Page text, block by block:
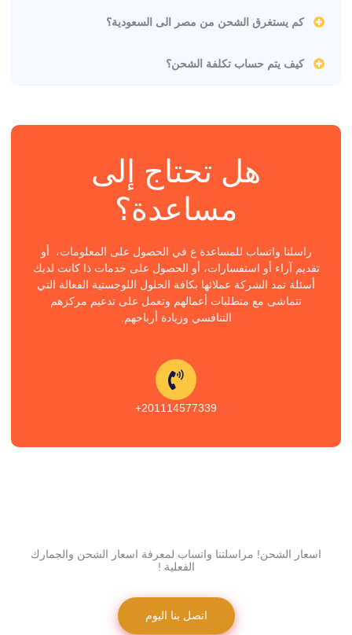
كم يستغرق الشحن من مصر الى السعودية؟
كيف يتم حساب تكلفة الشحن؟
هل تحتاج إلى
مساعدة؟
راسلنا واتساب للمساعدة ع في الحصول على المعلومات، أو
تقديم آراء أو استفسارات، أو الحصول على خدمات ذا كانت لديك
أسئلة تمد الشركة عملائها بكافة الحلول اللوجستية الفعالة التي
تتماشى مع متطلبات أعمالهم وتعمل على تدعيم مركزهم
التنافسي وزيادة أرباحهم.
201114577339+
اسعار الشحن! مراسلتنا واتساب لمعرفة اسعار الشحن والجمارك
الفعلية !
اتصل بنا اليوم